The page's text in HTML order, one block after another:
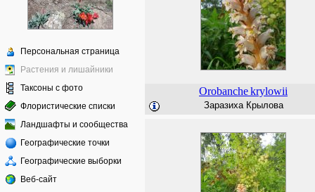
Персональная страница
Растения и лишайники
Таксоны с фото
Флористические списки
Ландшафты и сообщества
Географические точки
Географические выборки
Веб-сайт
Orobanchekrylowii
Заразиха Крылова